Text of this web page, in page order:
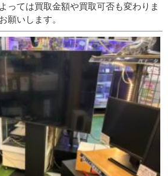
っては買取金額や買取可否も変わりま
願いします。